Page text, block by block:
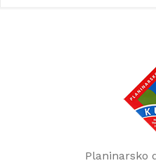
Planinarsko